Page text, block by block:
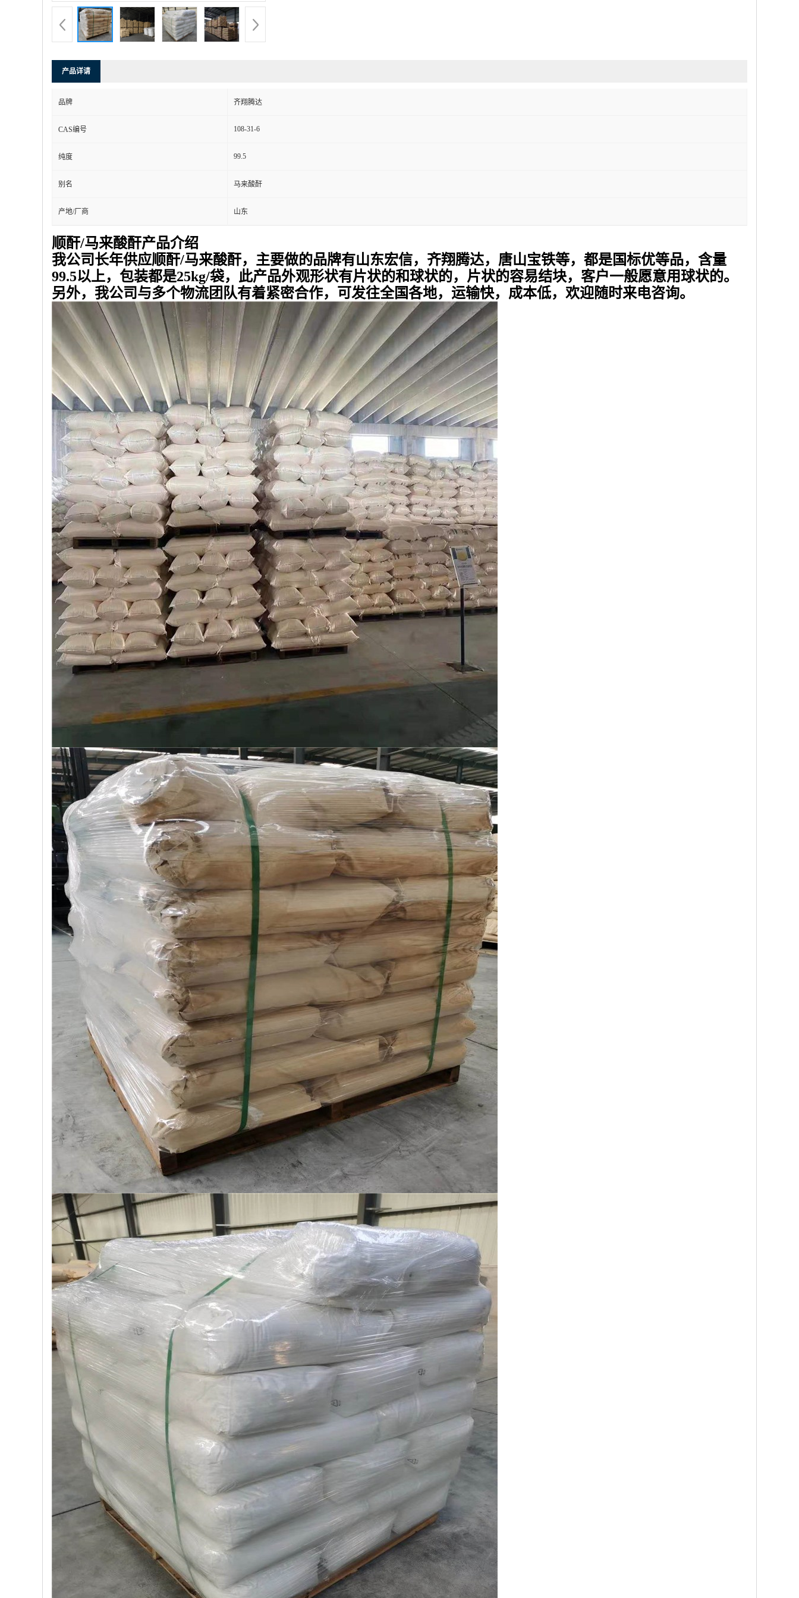
产品详请
品牌 齐翔腾达
CAS编号 108-31-6
纯度 99.5
别名 马来酸酐
产地/厂商 山东
顺酐/马来酸酐产品介绍
我公司长年供应顺酐/马来酸酐，主要做的品牌有山东宏信，齐翔腾达，唐山宝铁等，都是国标优等品，含量
99.5以上，包装都是25kg/袋，此产品外观形状有片状的和球状的，片状的容易结块，客户一般愿意用球状的。
另外，我公司与多个物流团队有着紧密合作，可发往全国各地，运输快，成本低，欢迎随时来电咨询。